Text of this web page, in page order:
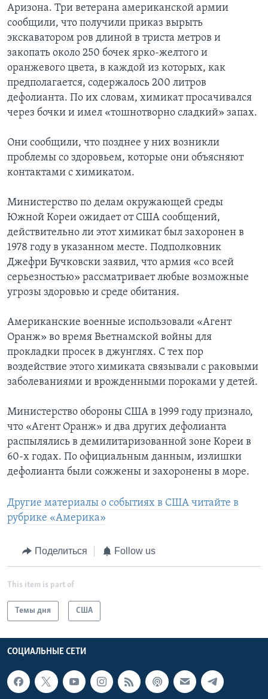
Аризона. Три ветерана американской армии
сообщили, что получили приказ вырыть
экскаватором ров длиной в триста метров и
закопать около 250 бочек ярко-желтого и
оранжевого цвета, в каждой из которых, как
предполагается, содержалось 200 литров
дефолианта. По их словам, химикат просачивался
через бочки и имел «тошнотворно сладкий» запах.
Они сообщили, что позднее у них возникли
проблемы со здоровьем, которые они объясняют
контактами с химикатом.
Министерство по делам окружающей среды
Южной Кореи ожидает от США сообщений,
действительно ли этот химикат был захоронен в
1978 году в указанном месте. Подполковник
Джефри Бучковски заявил, что армия «со всей
серьезностью» рассматривает любые возможные
угрозы здоровью и среде обитания.
Американские военные использовали «Агент
Оранж» во время Вьетнамской войны для
прокладки просек в джунглях. С тех пор
воздействие этого химиката связывали с раковыми
заболеваниями и врожденными пороками у детей.
Министерство обороны США в 1999 году признало,
что «Агент Оранж» и два других дефолианта
распылялись в демилитаризованной зоне Кореи в
60-х годах. По официальным данным, излишки
дефолианта были сожжены и захоронены в море.
Другие материалы о событиях в США читайте в
рубрике «Америка»
Поделиться Follow us
This item is part of
Темы дня США
СОЦИАЛЬНЫЕ СЕТИ